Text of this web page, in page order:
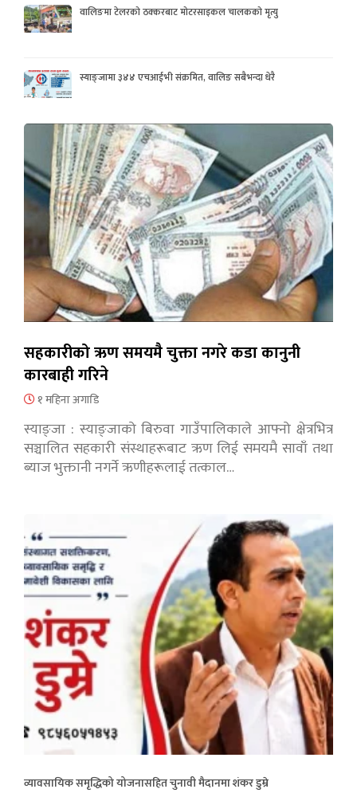
वालिङमा टेलरको ठक्करबाट मोटरसाइकल चालकको मृत्यु
स्याङ्जामा ३४४ एचआईभी संक्रमित, वालिङ सबैभन्दा धेरै
सहकारीको ऋण समयमै चुक्ता नगरे कडा कानुनी
कारबाही गरिने
१ महिना अगाडि
स्याङ्जा : स्याङ्जाको बिरुवा गाउँपालिकाले आफ्नो क्षेत्रभित्र
सञ्चालित सहकारी संस्थाहरूबाट ऋण लिई समयमै सावाँ तथा
ब्याज भुक्तानी नगर्ने ऋणीहरूलाई तत्काल…
व्यावसायिक समृद्धिको योजनासहित चुनावी मैदानमा शंकर डुम्रे